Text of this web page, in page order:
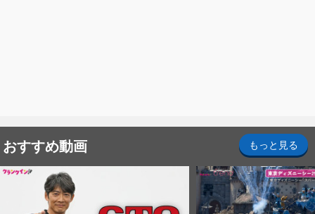
おすすめ動画 もっと見る